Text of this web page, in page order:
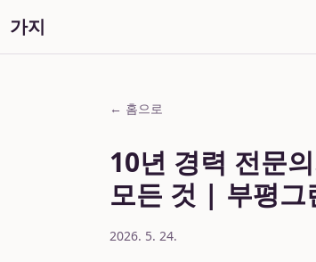
가지
← 홈으로
10년 경력 전문
모든 것 | 부평그
2026. 5. 24.